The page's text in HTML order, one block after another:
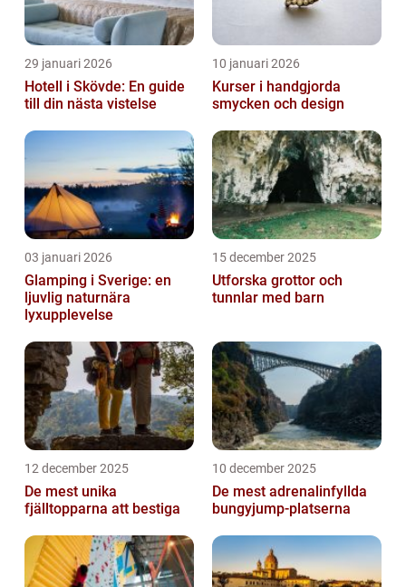
29 januari 2026
Hotell i Skövde: En guide
till din nästa vistelse
10 januari 2026
Kurser i handgjorda
smycken och design
03 januari 2026
Glamping i Sverige: en
ljuvlig naturnära
lyxupplevelse
15 december 2025
Utforska grottor och
tunnlar med barn
12 december 2025
De mest unika
fjälltopparna att bestiga
10 december 2025
De mest adrenalinfyllda
bungyjump-platserna